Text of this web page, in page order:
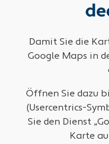
Damit Sie die
Google Maps in
Öffnen Sie dazu
(Usercentrics-
Sie den Dienst
Karte